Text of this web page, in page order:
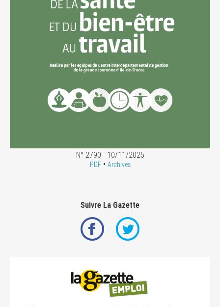
N° 2790 - 10/11/2025
PDF• Archives
Suivre La Gazette